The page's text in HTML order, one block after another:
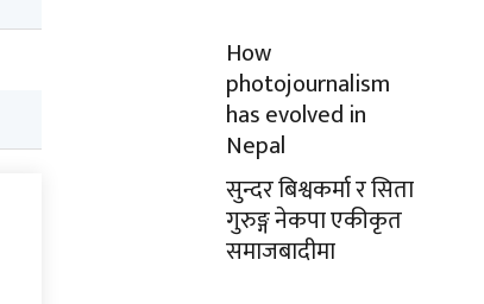
How
photojournalism
has evolved in
Nepal
सुन्दर बिश्वकर्मा र सिता
गुरुङ्ग नेकपा एकीकृत
समाजबादीमा